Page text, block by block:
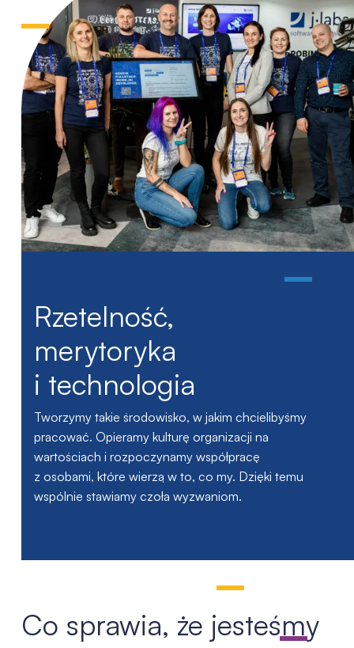
Rzetelność,
merytoryka
i technologia
Tworzymy takie środowisko, w jakim chcielibyśmy
pracować. Opieramy kulturę organizacji na
wartościach i rozpoczynamy współpracę
z osobami, które wierzą w to, co my. Dzięki temu
wspólnie stawiamy czoła wyzwaniom.
Co sprawia, że jesteśmy